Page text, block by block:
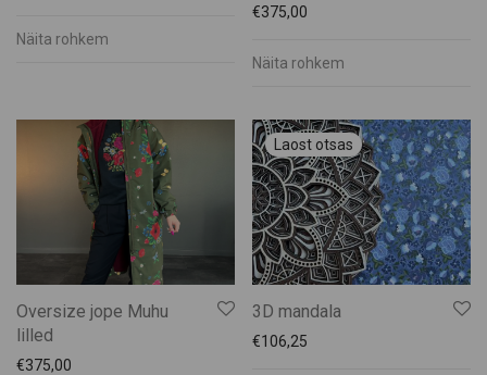
Näita rohkem
€375,00
Näita rohkem
Oversize jope Muhu
lilled
€375,00
3D mandala
€106,25